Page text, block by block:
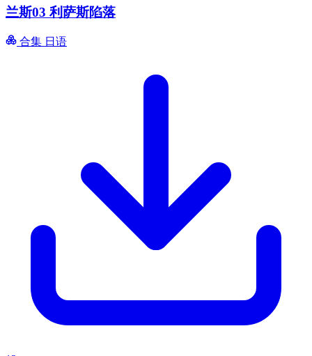
兰斯03 利萨斯陷落
合集 日语